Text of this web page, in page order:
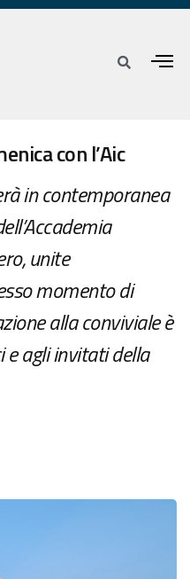
con l’Aic
in contemporanea
unite
momento di
alla conviviale è
e agli invitati della